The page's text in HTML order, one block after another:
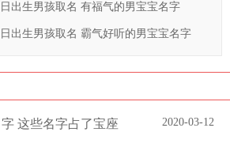
出生男孩取名 有福气的男宝宝名字
出生男孩取名 霸气好听的男宝宝名字
2020-03-12
这些名字占了宝座